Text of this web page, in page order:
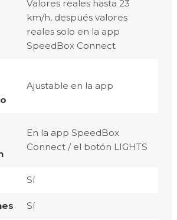
Valores reales hasta 23
km/h, después valores
reales solo en la app
SpeedBox Connect
Ajustable en la app
En la app SpeedBox
Connect / el botón LIGHTS
Sí
Sí